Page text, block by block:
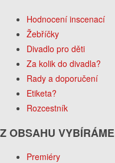
Hodnocení inscenací
Žebříčky
Divadlo pro děti
Za kolik do divadla?
Rady a doporučení
Etiketa?
Rozcestník
Z OBSAHU VYBÍRÁME
Premiéry